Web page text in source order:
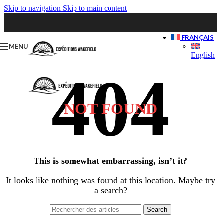
Skip to navigation Skip to main content
MENU
FRANÇAIS
English
NOT FOUND
This is somewhat embarrassing, isn’t it?
It looks like nothing was found at this location. Maybe try
a search?
Search